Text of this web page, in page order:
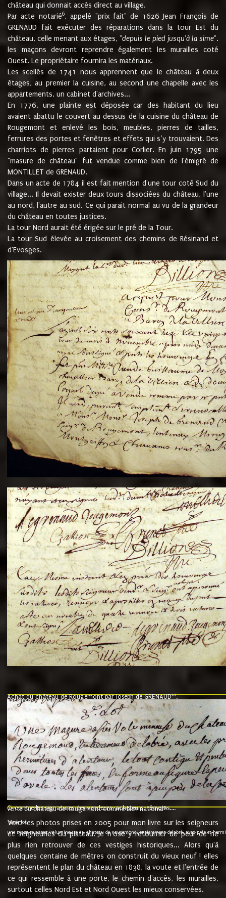
château qui donnait accès direct au village.
Par acte notarié6, appelé "prix fait" de 1626 Jean François de
GRENAUD fait exécuter des réparations dans la tour Est du
château, celle menant aux étages, "depuis le pied jusqu'à la sime".
les maçons devront reprendre également les murailles coté
Ouest. Le propriétaire fournira les matériaux.
Les scellés de 1741 nous apprennent que le château à deux
étages, au premier la cuisine, au second une chapelle avec les
appartements, un cabinet d'archives...
En 1776, une plainte est déposée car des habitant du lieu
avaient abattu le couvert au dessus de la cuisine du château de
Rougemont et enlevé les bois, meubles, pierres de tailles,
ferrures des portes et fenêtres et effets qui s’y trouvaient. Des
charriots de pierres partaient pour Corlier. En juin 1795 une
"masure de château" fut vendue comme bien de l'émigré de
MONTILLET de GRENAUD.
Dans un acte de 1784 il est fait mention d'une tour coté Sud du
village... Il devait exister deux tours dissociées du château, l'une
au nord, l'autre au sud. Ce qui parait normal au vu de la grandeur
du château en toutes justices.
La tour Nord aurait été érigée sur le pré de la Tour.
La tour Sud élevée au croisement des chemins de Résinand et
d'Evosges.
Achat du château de Rougemont par Joseph de GRENAUD10.
"l'an mil six cent soixante treze le ving neuvième jour du mois de
nommé fut présent Messire Claude Guillaume de Moyriat chevalier baron
vend, purement simplement et irrevocablement a monseigneur monsieur
et chavannes conseiller du roy au parlement de Bourgogne, present et
que le dit seigneur Baron de la Vellière a sur ses hommes, indivisables et
de la Velliere tout ainsi et comme le dit seigneur Baron et ses
présent......"
suivent les rentes, donation des terriers, etc... au prix de 880 livre louis
Ci contre les signatures des vendeurs, acheteurs, témoins....
vente du château de Rougemont comme bien national9.
"3ème lot
une mazure assez volumineuse du chateau de Rougemond, entierement delabré, avec près et
Voici les photos prises en 2005 pour mon livre sur les seigneurs
et seigneuries du plateau. Je n'ose y retourner de peur de ne
plus rien retrouver de ces vestiges historiques... Alors qu'à
quelques centaine de mètres on construit du vieux neuf ! elles
représentent le plan du château en 1838, la voute et l'entrée de
ce qui ressemble à une porte, le chemin d'accès, les murailles,
surtout celles Nord Est et Nord Ouest les mieux conservées.